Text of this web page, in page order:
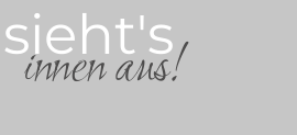
innen aus!